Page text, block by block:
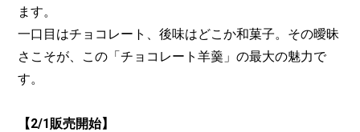
ます。
一口目はチョコレート、後味はどこか和菓子。その曖昧
さこそが、この「チョコレート羊羹」の最大の魅力で
す。
【2/1販売開始】